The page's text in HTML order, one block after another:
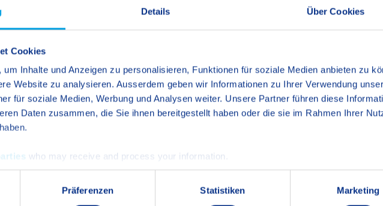
Details Über Cookies
Cookies
Inhalte und Anzeigen zu personalisieren, Funktionen für soziale Medien anbieten zu
Website zu analysieren. Ausserdem geben wir Informationen zu Ihrer Verwendung
für soziale Medien, Werbung und Analysen weiter. Unsere Partner führen diese
Daten zusammen, die Sie ihnen bereitgestellt haben oder die sie im Rahmen Ihrer
who may receive and process your information.
Präferenzen Statistiken Marketing
E-Mailoder per Telefon